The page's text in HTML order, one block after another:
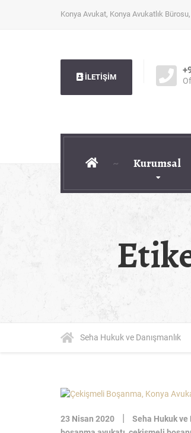
Konya Avukat, Konya Avukatlık
İLETİŞİM
Kurumsal
Seha Hukuk ve Danışmanlık
23 Nisan 2020 | Seha Hukuk ve